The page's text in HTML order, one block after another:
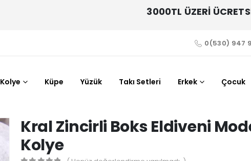
3000TL ÜZERİ
0(530) 947
Kolye Küpe Yüzük Takı Setleri Erkek Çocuk
Kral Zincirli Boks Eldiveni
Kolye